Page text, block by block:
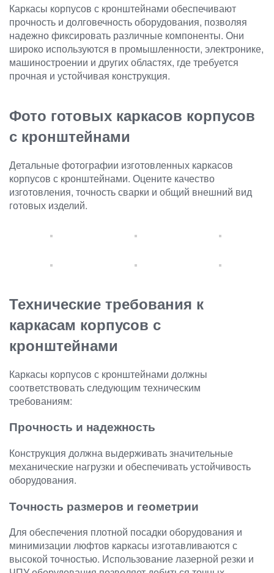
Каркасы корпусов с кронштейнами обеспечивают
прочность и долговечность оборудования, позволяя
надежно фиксировать различные компоненты. Они
широко используются в промышленности, электронике,
машиностроении и других областях, где требуется
прочная и устойчивая конструкция.
Фото готовых каркасов корпусов
с кронштейнами
Детальные фотографии изготовленных каркасов
корпусов с кронштейнами. Оцените качество
изготовления, точность сварки и общий внешний вид
готовых изделий.
Технические требования к
каркасам корпусов с
кронштейнами
Каркасы корпусов с кронштейнами должны
соответствовать следующим техническим
требованиям:
Прочность и надежность
Конструкция должна выдерживать значительные
механические нагрузки и обеспечивать устойчивость
оборудования.
Точность размеров и геометрии
Для обеспечения плотной посадки оборудования и
минимизации люфтов каркасы изготавливаются с
высокой точностью. Использование лазерной резки и